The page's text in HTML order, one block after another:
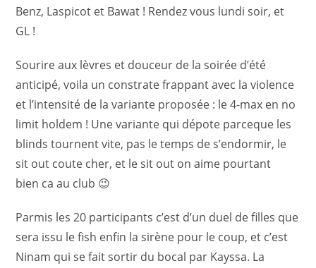
Benz, Laspicot et Bawat ! Rendez vous lundi soir, et
GL !
Sourire aux lèvres et douceur de la soirée d’été
anticipé, voila un constrate frappant avec la violence
et l’intensité de la variante proposée : le 4-max en no
limit holdem ! Une variante qui dépote parceque les
blinds tournent vite, pas le temps de s’endormir, le
sit out coute cher, et le sit out on aime pourtant
bien ca au club 😉
Parmis les 20 participants c’est d’un duel de filles que
sera issu le fish enfin la sirène pour le coup, et c’est
Ninam qui se fait sortir du bocal par Kayssa. La